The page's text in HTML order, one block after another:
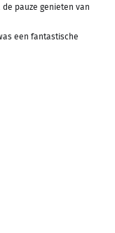
pauze genieten van
een fantastische